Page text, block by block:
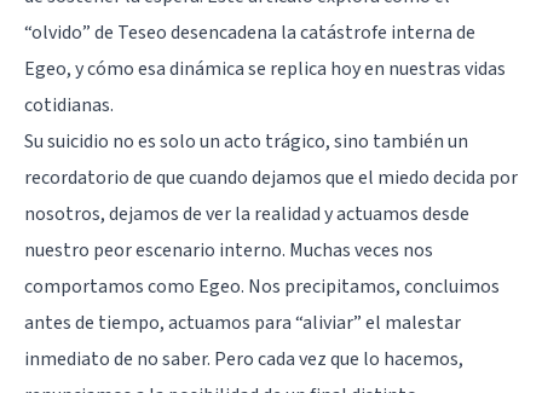
“olvido” de Teseo desencadena la catástrofe interna de
Egeo, y cómo esa dinámica se replica hoy en nuestras vidas
cotidianas.
Su suicidio no es solo un acto trágico, sino también un
recordatorio de que cuando dejamos que el miedo decida por
nosotros, dejamos de ver la realidad y actuamos desde
nuestro peor escenario interno. Muchas veces nos
comportamos como Egeo. Nos precipitamos, concluimos
antes de tiempo, actuamos para “aliviar” el malestar
inmediato de no saber. Pero cada vez que lo hacemos,